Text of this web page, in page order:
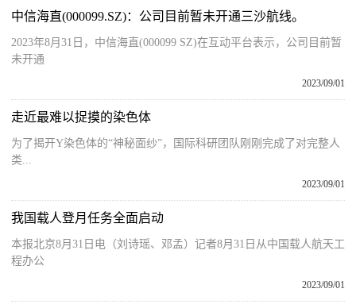
中信海直(000099.SZ)：公司目前暂未开通三沙航线。
2023年8月31日，中信海直(000099 SZ)在互动平台表示，公司目前暂
未开通
2023/09/01
走近最难以捉摸的染色体
为了揭开Y染色体的“神秘面纱”，国际科研团队刚刚完成了对完整人
类...
2023/09/01
我国载人登月任务全面启动
本报北京8月31日电（刘诗瑶、邓孟）记者8月31日从中国载人航天工
程办公
2023/09/01